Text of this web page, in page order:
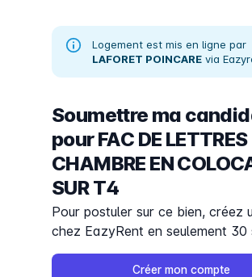
Logement est mis en ligne par
LAFORET POINCARE via
Soumettre ma
pourFAC DE LETTRES
CHAMBRE EN
SUR T4
Pour postuler sur ce bien, créez
chez EazyRent en seulement 30
Créer mon compte